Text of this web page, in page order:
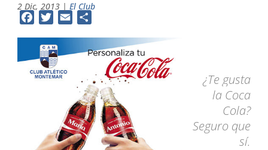
2 Dic, 2013 |El Club
FacebookTwitterEmail
¿Te gusta
la Coca
Cola?
Seguro que
sí.